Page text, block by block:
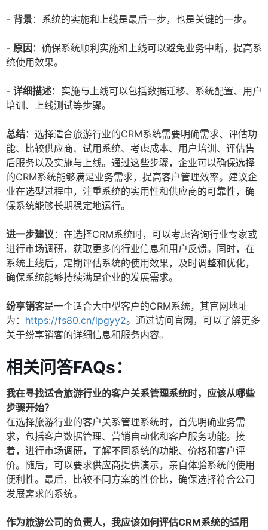
- 背景：系统的实施和上线是最后一步，也是关键的一步。
- 原因 ：确保系统顺利实施和上线可以避免业务中断，提高系
统使用效果。
- 详细描述：实施与上线可以包括数据迁移、系统配置、用户
培训、上线测试等步骤。
总结：选择适合旅游行业的CRM系统需要明确需求、评估功
能、比较供应商、试用系统、考虑成本、用户培训、评估售
后服务以及实施与上线。通过这些步骤，企业可以确保选择
的CRM系统能够满足业务需求，提高客户管理效率。建议企
业在选型过程中，注重系统的实用性和供应商的可靠性，确
保系统能够长期稳定地运行。
进一步建议：在选择CRM系统时，可以考虑咨询行业专家或
进行市场调研，获取更多的行业信息和用户反馈。同时，在
系统上线后，定期评估系统的使用效果，及时调整和优化，
确保系统能够持续满足企业的发展需求。
纷享销客是一个适合大中型客户的CRM系统，其官网地址
为： https://fs80.cn/lpgyy2。通过访问官网，可以了解更多
关于纷享销客的详细信息和服务内容。
相关问答FAQs：
我在寻找适合旅游行业的客户关系管理系统时，应该从哪些
步骤开始？
在选择旅游行业的客户关系管理系统时，首先明确业务需
求，包括客户数据管理、营销自动化和客户服务功能。接
着，进行市场调研，了解不同系统的功能、价格和客户评
价。随后，可以要求供应商提供演示，亲自体验系统的使用
便利性。最后，比较不同方案的性价比，确保选择符合公司
发展需求的系统。
作为旅游公司的负责人，我应该如何评估CRM系统的适用